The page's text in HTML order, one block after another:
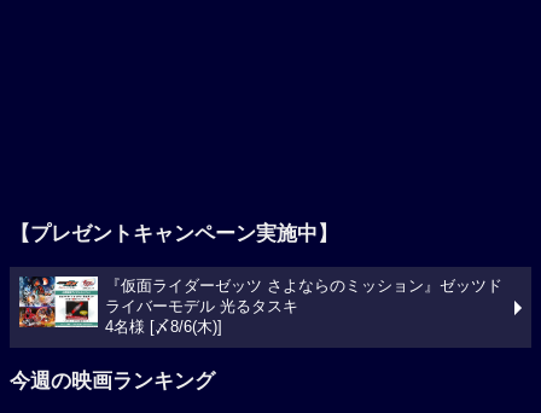
【プレゼントキャンペーン実施中】
『仮面ライダーゼッツ さよならのミッション』ゼッツド
ライバーモデル 光るタスキ
4名様 [〆8/6(木)]
今週の映画ランキング